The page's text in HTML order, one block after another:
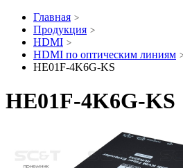
Главная
Продукция
HDMI
HDMI по оптическим линиям
HE01F-4K6G-KS
HE01F-4K6G-KS